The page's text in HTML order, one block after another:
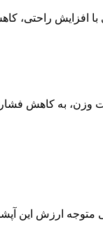
افزایش راحتی،
وزن، به کاهش
متوجه ارزش این